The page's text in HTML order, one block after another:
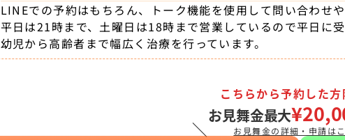
LINEでの予約はもちろん、トーク機能を使用して問い合わせ
平日は21時まで、土曜日は18時まで営業しているので平日に
幼児から高齢者まで幅広く治療を行っています。
＼
こちらから予約した方
お見舞金最大
お見舞金の詳細・申請は